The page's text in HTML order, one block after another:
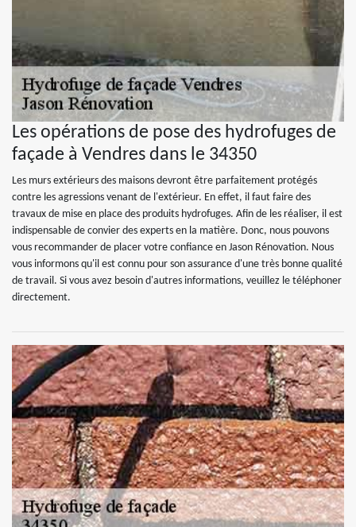
Les opérations de pose des hydrofuges de
façade à Vendres dans le 34350
Les murs extérieurs des maisons devront être parfaitement protégés
contre les agressions venant de l'extérieur. En effet, il faut faire des
travaux de mise en place des produits hydrofuges. Afin de les réaliser, il est
indispensable de convier des experts en la matière. Donc, nous pouvons
vous recommander de placer votre confiance en Jason Rénovation. Nous
vous informons qu'il est connu pour son assurance d'une très bonne qualité
de travail. Si vous avez besoin d'autres informations, veuillez le téléphoner
directement.